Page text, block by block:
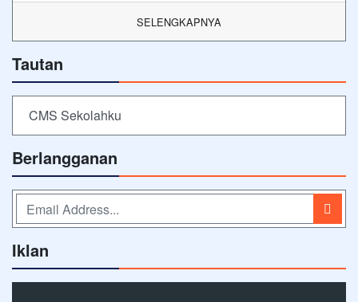
SELENGKAPNYA
Tautan
CMS Sekolahku
Berlangganan
Iklan